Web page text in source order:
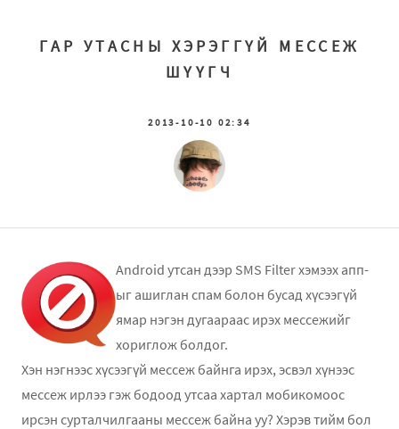
ГАР УТАСНЫ ХЭРЭГГҮЙ МЕССЕЖ
ШҮҮГЧ
2013-10-10 02:34
Android утсан дээр SMS Filter хэмээх апп-
ыг ашиглан спам болон бусад хүсээгүй
ямар нэгэн дугаараас ирэх мессежийг
хориглож болдог.
Хэн нэгнээс хүсээгүй мессеж байнга ирэх, эсвэл хүнээс
мессеж ирлээ гэж бодоод утсаа хартал мобикомоос
ирсэн сурталчилгааны мессеж байна уу? Хэрэв тийм бол